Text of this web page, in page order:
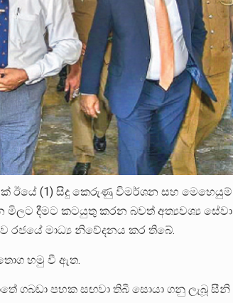
ඊයේ (1) සිදු කෙරුණු විමර්ශන සහ මෙහෙයුම්
මිලට දීමට කටයුතු කරන බවත් අත්‍යවශ්‍ය සේවා
රජයේ මාධ්‍ය නිවේදනය කර තිබේ.
හමු වී ඇත.
ගබඩා පහක සඟවා තිබී සොයා ගනු ලැබූ සීනි